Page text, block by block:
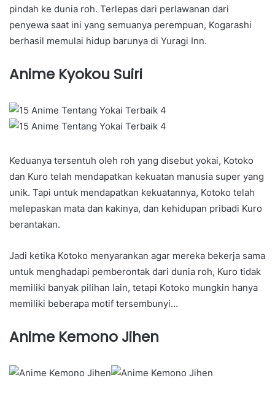
pindah ke dunia roh. Terlepas dari perlawanan dari
penyewa saat ini yang semuanya perempuan, Kogarashi
berhasil memulai hidup barunya di Yuragi Inn.
Anime Kyokou Suiri
Keduanya tersentuh oleh roh yang disebut yokai, Kotoko
dan Kuro telah mendapatkan kekuatan manusia super yang
unik. Tapi untuk mendapatkan kekuatannya, Kotoko telah
melepaskan mata dan kakinya, dan kehidupan pribadi Kuro
berantakan.
Jadi ketika Kotoko menyarankan agar mereka bekerja sama
untuk menghadapi pemberontak dari dunia roh, Kuro tidak
memiliki banyak pilihan lain, tetapi Kotoko mungkin hanya
memiliki beberapa motif tersembunyi…
Anime Kemono Jihen